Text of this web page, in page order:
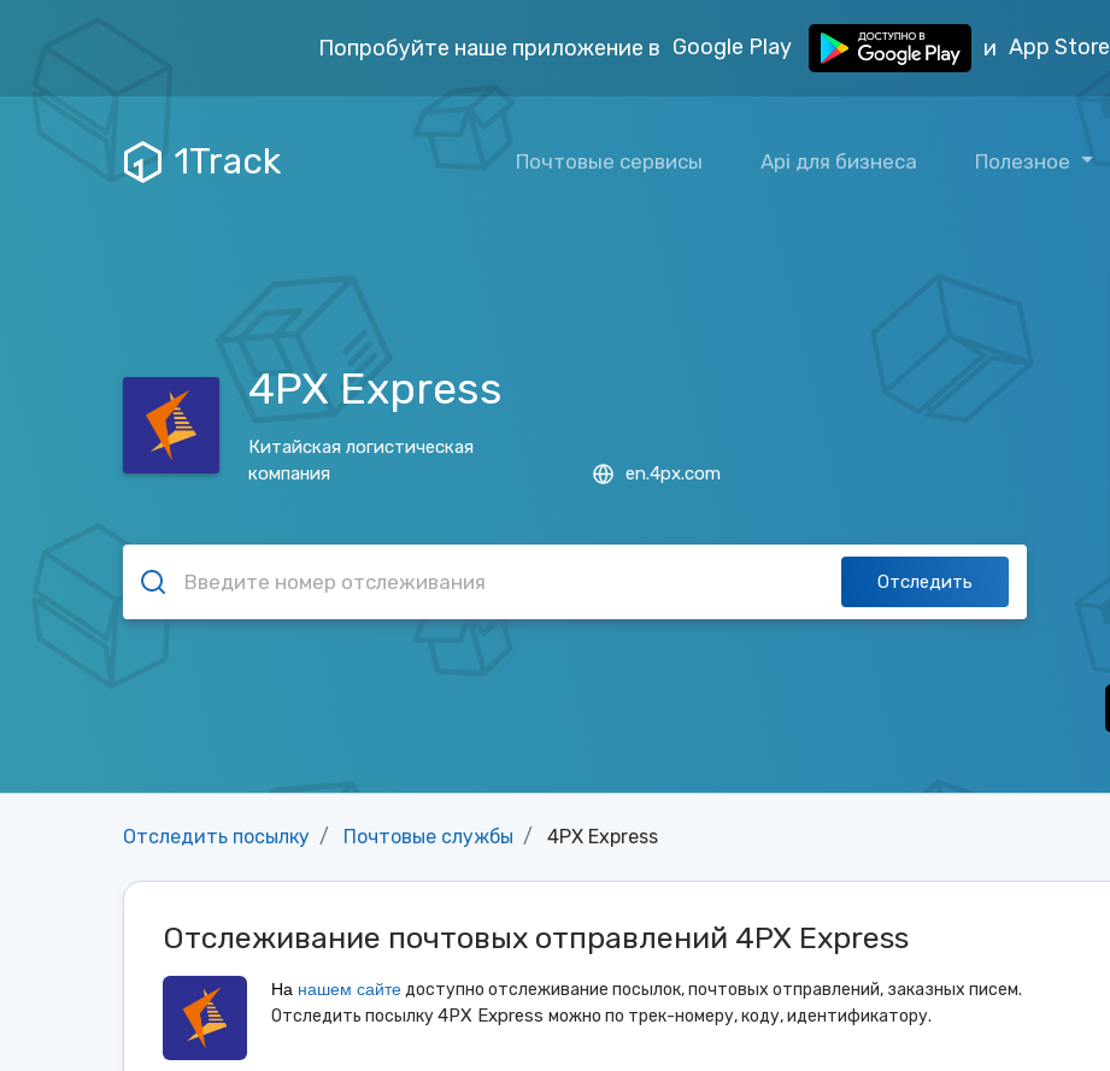
Попробуйте наше приложение в Google Play и App Store
1Track Почтовые сервисы Api для бизнеса Полезное
4PX Express
Китайская логистическая
компания
en.4px.com
Отследить
Отследить посылку Почтовые службы 4PX Express
Отслеживание почтовых отправлений 4PX Express
На нашем сайтедоступно отслеживание посылок, почтовых отправлений, заказных писем.
Отследить посылку4PX Express можно по трек-номеру, коду, идентификатору.